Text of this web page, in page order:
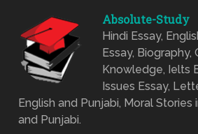
Absolute-Study
Hindi Essay,
Essay, Biography,
Knowledge, Ielts
Issues Essay,
English and Punjabi, Moral Stories
and Punjabi.